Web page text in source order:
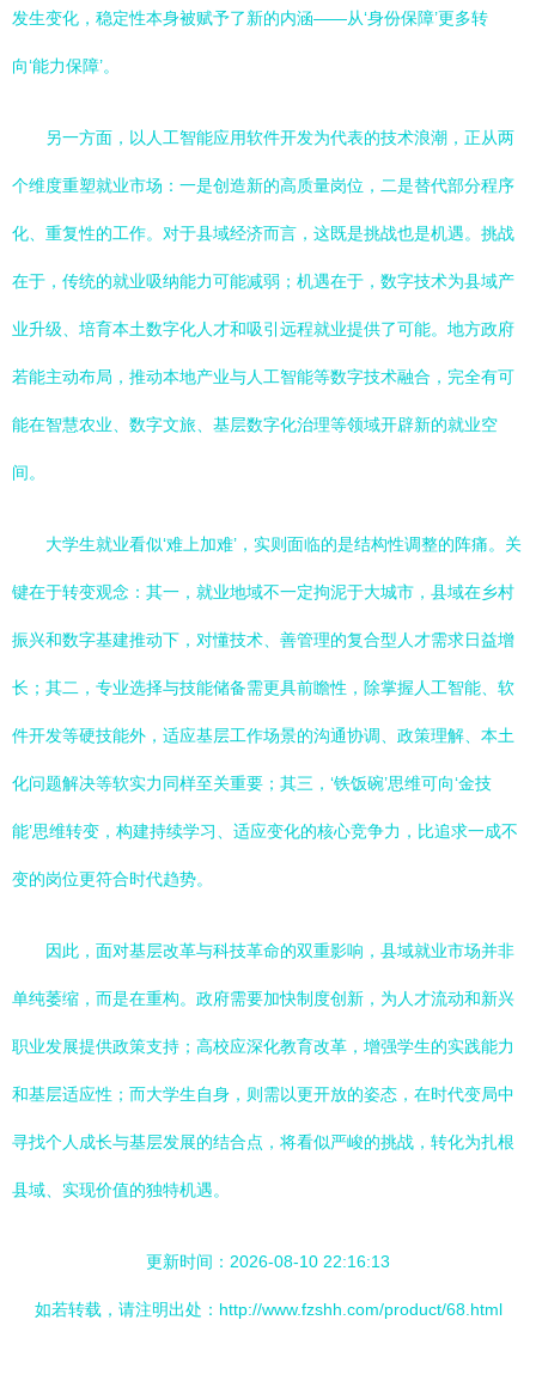
发生变化，稳定性本身被赋予了新的内涵——从‘身份保障’更多转
向‘能力保障’。
另一方面，以人工智能应用软件开发为代表的技术浪潮，正从两
个维度重塑就业市场：一是创造新的高质量岗位，二是替代部分程序
化、重复性的工作。对于县域经济而言，这既是挑战也是机遇。挑战
在于，传统的就业吸纳能力可能减弱；机遇在于，数字技术为县域产
业升级、培育本土数字化人才和吸引远程就业提供了可能。地方政府
若能主动布局，推动本地产业与人工智能等数字技术融合，完全有可
能在智慧农业、数字文旅、基层数字化治理等领域开辟新的就业空
间。
大学生就业看似‘难上加难’，实则面临的是结构性调整的阵痛。关
键在于转变观念：其一，就业地域不一定拘泥于大城市，县域在乡村
振兴和数字基建推动下，对懂技术、善管理的复合型人才需求日益增
长；其二，专业选择与技能储备需更具前瞻性，除掌握人工智能、软
件开发等硬技能外，适应基层工作场景的沟通协调、政策理解、本土
化问题解决等软实力同样至关重要；其三，‘铁饭碗’思维可向‘金技
能’思维转变，构建持续学习、适应变化的核心竞争力，比追求一成不
变的岗位更符合时代趋势。
因此，面对基层改革与科技革命的双重影响，县域就业市场并非
单纯萎缩，而是在重构。政府需要加快制度创新，为人才流动和新兴
职业发展提供政策支持；高校应深化教育改革，增强学生的实践能力
和基层适应性；而大学生自身，则需以更开放的姿态，在时代变局中
寻找个人成长与基层发展的结合点，将看似严峻的挑战，转化为扎根
县域、实现价值的独特机遇。
更新时间：2026-08-10 22:16:13
如若转载，请注明出处：http://www.fzshh.com/product/68.html